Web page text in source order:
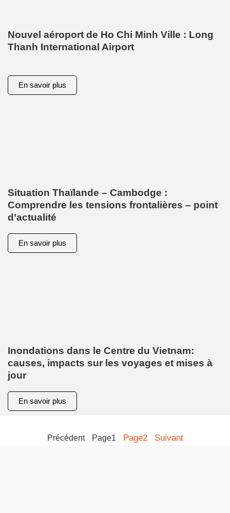
Nouvel aéroport de Ho Chi Minh Ville : Long
Thanh International Airport
En savoir plus
Situation Thaïlande – Cambodge :
Comprendre les tensions frontalières – point
d’actualité
En savoir plus
Inondations dans le Centre du Vietnam:
causes, impacts sur les voyages et mises à
jour
En savoir plus
Précédent Page1 Page2 Suivant